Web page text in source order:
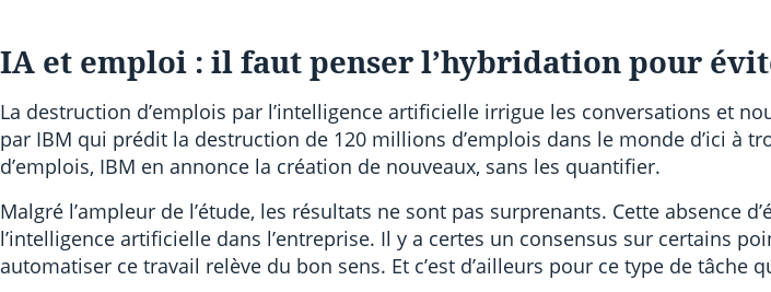
IA et emploi : il faut penser l’hybridation pour
La destruction d’emplois par l’intelligence artificielle irrigue les conversations et
par IBM qui prédit la destruction de 120 millions d’emplois dans le monde d’ici à
d’emplois, IBM en annonce la création de nouveaux, sans les quantifier.
Malgré l’ampleur de l’étude, les résultats ne sont pas surprenants. Cette absence
l’intelligence artificielle dans l’entreprise. Il y a certes un consensus sur certains
automatiser ce travail relève du bon sens. Et c’est d’ailleurs pour ce type de tâche